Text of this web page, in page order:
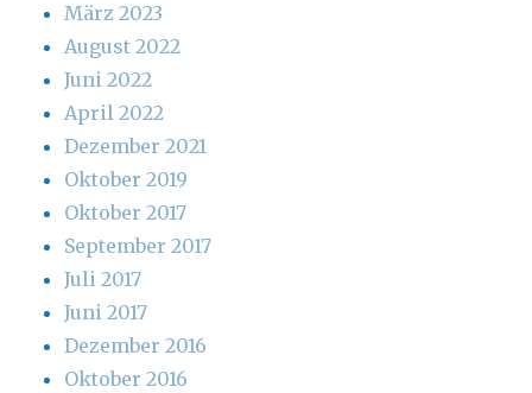
März 2023
August 2022
Juni 2022
April 2022
Dezember 2021
Oktober 2019
Oktober 2017
September 2017
Juli 2017
Juni 2017
Dezember 2016
Oktober 2016